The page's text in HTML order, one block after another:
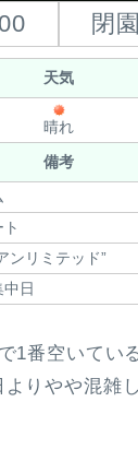
閉園
天気
晴れ
備考
ンリミテッド”
日
1番空いてい
よりやや混雑